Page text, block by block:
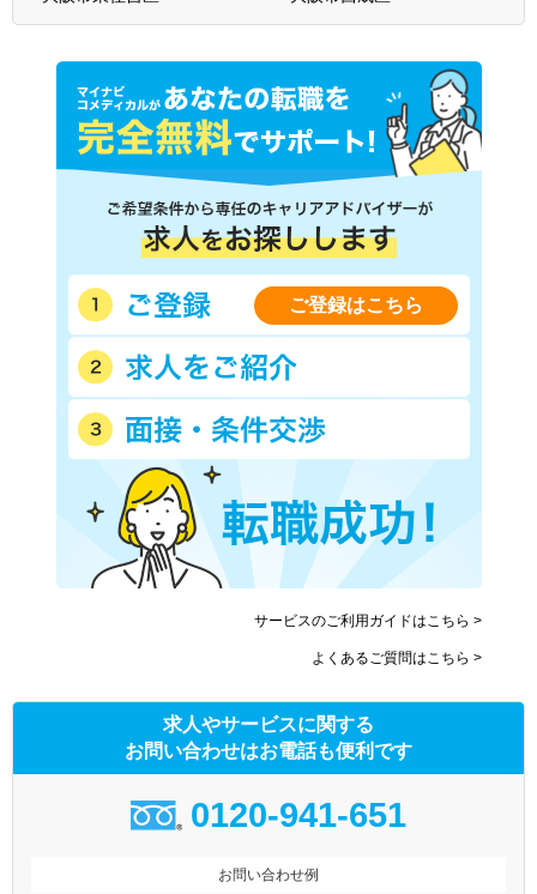
ご登録はこちら
サービスのご利用ガイドはこちら >
よくあるご質問はこちら >
求人やサービスに関する
お問い合わせはお電話も便利です
0120-941-651
お問い合わせ例